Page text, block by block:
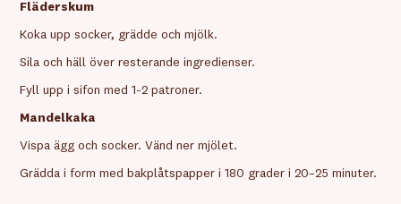
Fläderskum
Koka upp socker, grädde och mjölk.
Sila och häll över resterande ingredienser.
Fyll upp i sifon med 1-2 patroner.
Mandelkaka
Vispa ägg och socker. Vänd ner mjölet.
Grädda i form med bakplåtspapper i 180 grader i 20–25 minuter.